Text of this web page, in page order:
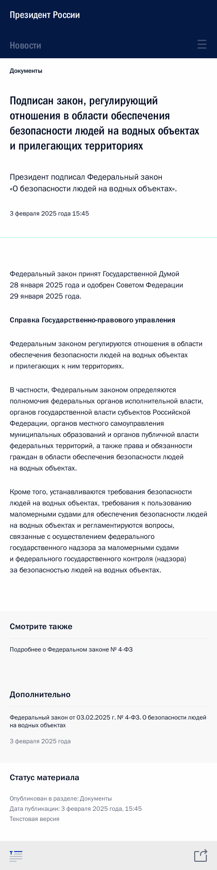
Президент России
Новости
Документы
Подписан закон, регулирующий
отношения в области обеспечения
безопасности людей на водных объектах
и прилегающих территориях
Президент подписал Федеральный закон
«О безопасности людей на водных объектах».
3 февраля 2025 года 15:45
Федеральный закон принят Государственной Думой
28 января 2025 года и одобрен Советом Федерации
29 января 2025 года.
Справка Государственно-правового управления
Федеральным законом регулируются отношения в области
обеспечения безопасности людей на водных объектах
и прилегающих к ним территориях.
В частности, Федеральным законом определяются
полномочия федеральных органов исполнительной власти,
органов государственной власти субъектов Российской
Федерации, органов местного самоуправления
муниципальных образований и органов публичной власти
федеральных территорий, а также права и обязанности
граждан в области обеспечения безопасности людей
на водных объектах.
Кроме того, устанавливаются требования безопасности
людей на водных объектах, требования к пользованию
маломерными судами для обеспечения безопасности людей
на водных объектах и регламентируются вопросы,
связанные с осуществлением федерального
государственного надзора за маломерными судами
и федерального государственного контроля (надзора)
за безопасностью людей на водных объектах.
Смотрите также
Подробнее о Федеральном законе № 4-ФЗ
Дополнительно
Федеральный закон от 03.02.2025 г. № 4-ФЗ. О безопасности людей
на водных объектах
3 февраля 2025 года
Статус материала
Опубликован в разделе:Документы
Дата публикации:3 февраля 2025 года, 15:45
Текстовая версия